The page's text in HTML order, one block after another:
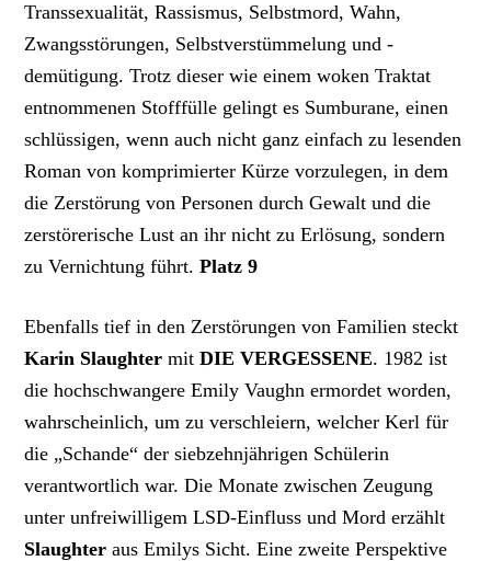
Transsexualität, Rassismus, Selbstmord, Wahn,
Zwangsstörungen, Selbstverstümmelung und -
demütigung. Trotz dieser wie einem woken Traktat
entnommenen Stofffülle gelingt es Sumburane, einen
schlüssigen, wenn auch nicht ganz einfach zu lesenden
Roman von komprimierter Kürze vorzulegen, in dem
die Zerstörung von Personen durch Gewalt und die
zerstörerische Lust an ihr nicht zu Erlösung, sondern
zu Vernichtung führt.Platz 9
Ebenfalls tief in den Zerstörungen von Familien steckt
Karin SlaughtermitDIE VERGESSENE. 1982 ist
die hochschwangere Emily Vaughn ermordet worden,
wahrscheinlich, um zu verschleiern, welcher Kerl für
die „Schande“ der siebzehnjährigen Schülerin
verantwortlich war. Die Monate zwischen Zeugung
unter unfreiwilligem LSD-Einfluss und Mord erzählt
Slaughter aus Emilys Sicht. Eine zweite Perspektive